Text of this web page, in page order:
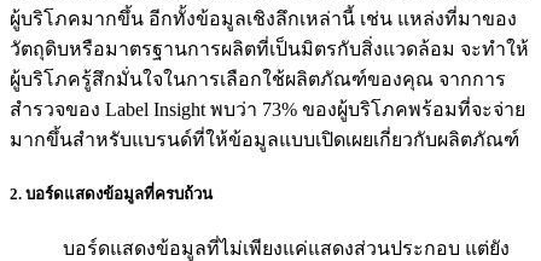
ผู้บริโภคมากขึ้น อีกทั้งข้อมูลเชิงลึกเหล่านี้ เช่น แหล่งที่มาของ
วัตถุดิบหรือมาตรฐานการผลิตที่เป็นมิตรกับสิ่งแวดล้อม จะทำให้
ผู้บริโภครู้สึกมั่นใจในการเลือกใช้ผลิตภัณฑ์ของคุณ จากการ
สำรวจของ Label Insight พบว่า 73% ของผู้บริโภคพร้อมที่จะจ่าย
มากขึ้นสำหรับแบรนด์ที่ให้ข้อมูลแบบเปิดเผยเกี่ยวกับผลิตภัณฑ์
2. บอร์ดแสดงข้อมูลที่ครบถ้วน
บอร์ดแสดงข้อมูลที่ไม่เพียงแค่แสดงส่วนประกอบ แต่ยัง